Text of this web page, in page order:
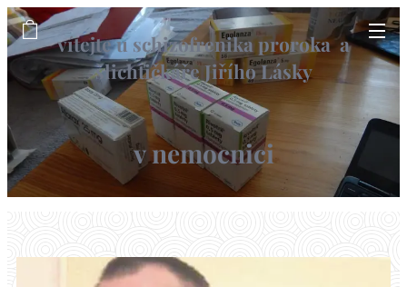
vítejte u schizofrenika proroka a
šlichťičkáře Jiřího Lásky
informační web
v nemocnici